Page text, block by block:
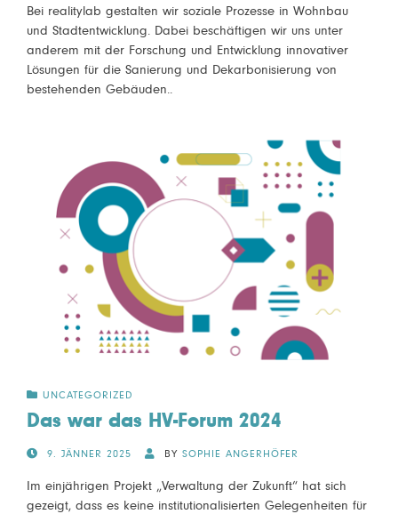
Bei realitylab gestalten wir soziale Prozesse in Wohnbau
und Stadtentwicklung. Dabei beschäftigen wir uns unter
anderem mit der Forschung und Entwicklung innovativer
Lösungen für die Sanierung und Dekarbonisierung von
bestehenden Gebäuden..
UNCATEGORIZED
Das war das HV-Forum 2024
POSTED9. JÄNNER 2025 BY SOPHIE ANGERHÖFER
Im einjährigen Projekt „Verwaltung der Zukunft“ hat sich
gezeigt, dass es keine institutionalisierten Gelegenheiten für